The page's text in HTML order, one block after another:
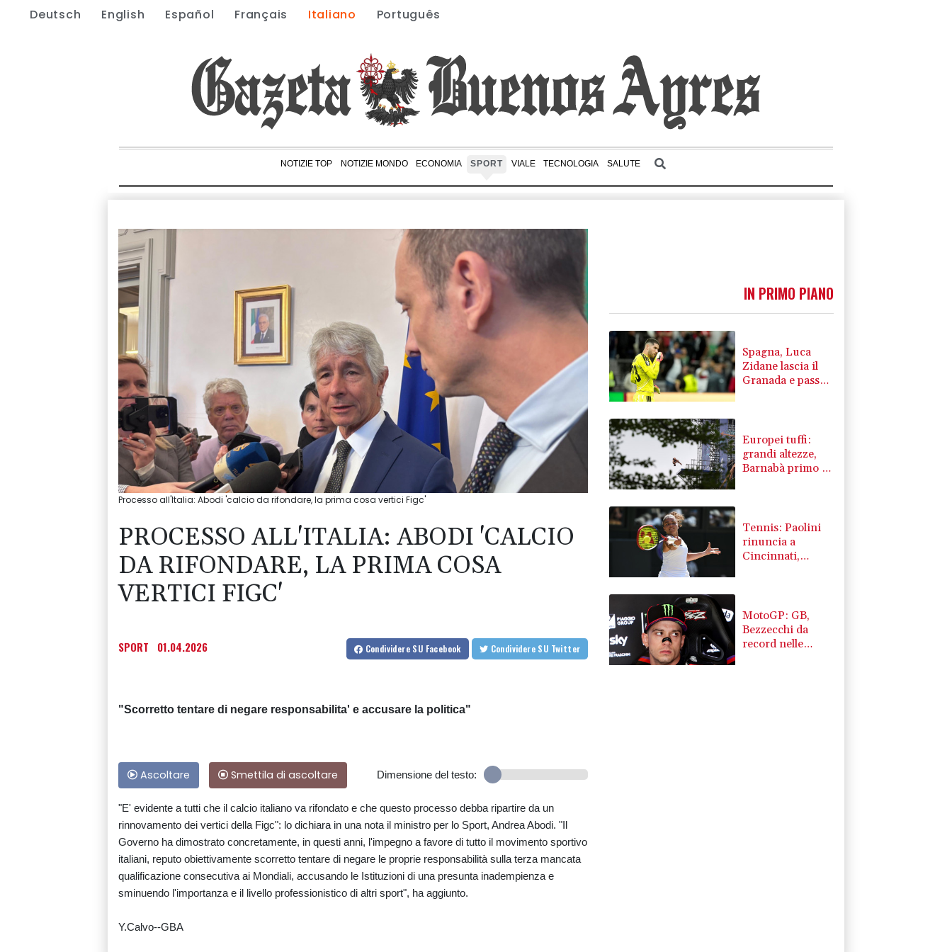
Deutsch English Español Français Italiano Português
NOTIZIE TOP NOTIZIE MONDO ECONOMIA SPORT VIALE TECNOLOGIA SALUTE
Processo all'Italia: Abodi 'calcio da rifondare, la prima cosa vertici Figc'
PROCESSO ALL'ITALIA: ABODI 'CALCIO
DA RIFONDARE, LA PRIMA COSA
VERTICI FIGC'
SPORT 01.04.2026 Condividere SU Facebook Condividere SU Twitter
"Scorretto tentare di negare responsabilita' e accusare la politica"
Ascoltare Smettila di ascoltare Dimensione del testo:
"E' evidente a tutti che il calcio italiano va rifondato e che questo processo debba ripartire da un
rinnovamento dei vertici della Figc": lo dichiara in una nota il ministro per lo Sport, Andrea Abodi. "Il
Governo ha dimostrato concretamente, in questi anni, l'impegno a favore di tutto il movimento sportivo
italiani, reputo obiettivamente scorretto tentare di negare le proprie responsabilità sulla terza mancata
qualificazione consecutiva ai Mondiali, accusando le Istituzioni di una presunta inadempienza e
sminuendo l'importanza e il livello professionistico di altri sport", ha aggiunto.
Y.Calvo--GBA
IN PRIMO PIANO
Spagna, Luca
Zidane lascia il
Granada e passa
Europei tuffi:
grandi altezze,
Barnabà primo e
Tennis: Paolini
rinuncia a
Cincinnati,
MotoGP: GB,
Bezzecchi da
record nelle